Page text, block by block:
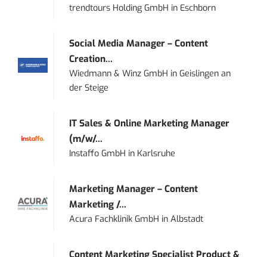
trendtours Holding GmbH in Eschborn
Social Media Manager – Content
Creation...
Wiedmann & Winz GmbH inGeislingen an
der Steige
IT Sales & Online Marketing Manager
(m/w/...
Instaffo GmbH in Karlsruhe
Marketing Manager – Content
Marketing /...
Acura Fachklinik GmbH inAlbstadt
Content Marketing Specialist Product &